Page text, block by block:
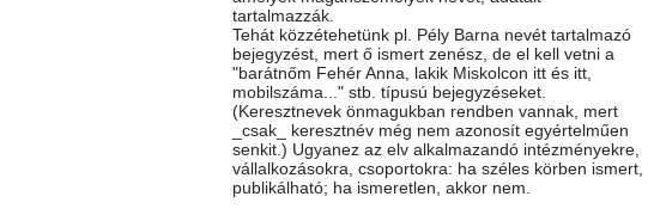
tartalmazzák.
Tehát közzétehetünk pl. Pély Barna nevét tartalmazó
bejegyzést, mert ő ismert zenész, de el kell vetni a
"barátnőm Fehér Anna, lakik Miskolcon itt és itt,
mobilszáma..." stb. típusú bejegyzéseket.
(Keresztnevek önmagukban rendben vannak, mert
_csak_ keresztnév még nem azonosít egyértelműen
senkit.) Ugyanez az elv alkalmazandó intézményekre,
vállalkozásokra, csoportokra: ha széles körben ismert,
publikálható; ha ismeretlen, akkor nem.